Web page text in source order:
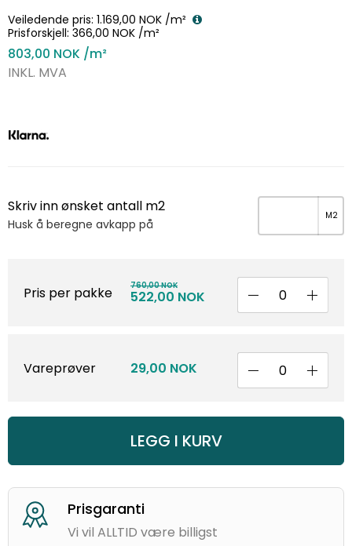
Veiledende pris: 1.169,00 NOK /m²
Prisforskjell: 366,00 NOK /m²
803,00 NOK /m²
INKL. MVA
Skriv inn ønsket antall m2
Husk å beregne avkapp på
Pris per pakke 760,00 NOK
522,00 NOK
Vareprøver 29,00 NOK
LEGG I KURV